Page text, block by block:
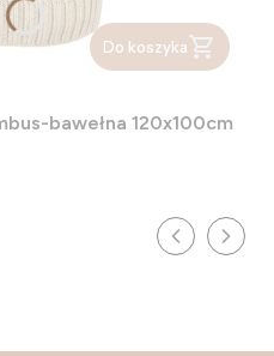
Do koszyka
bawełna 120x100cm